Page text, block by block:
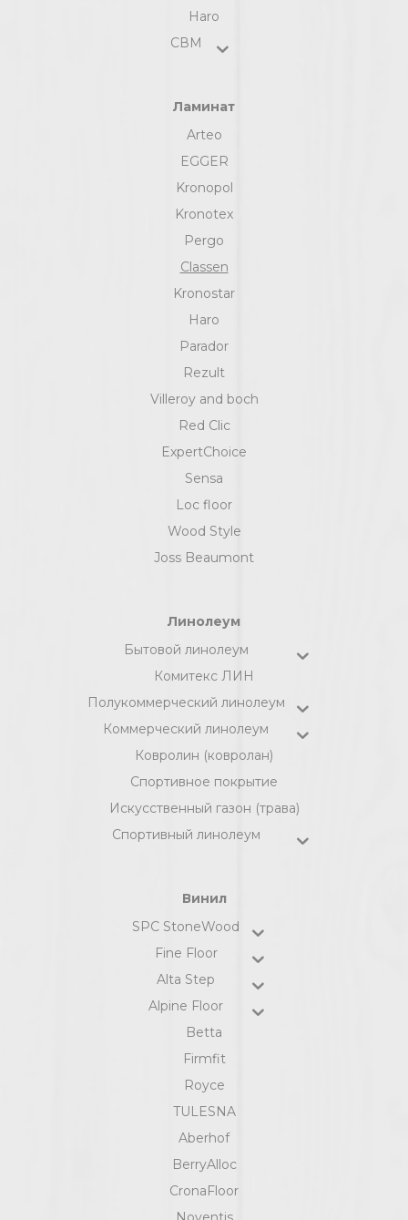
Haro
СВМ
Ламинат
Arteo
EGGER
Kronopol
Kronotex
Pergo
Classen
Kronostar
Haro
Parador
Rezult
Villeroy and boch
Red Clic
ExpertChoice
Sensa
Loc floor
Wood Style
Joss Beaumont
Линолеум
Бытовой линолеум
Комитекс ЛИН
Полукоммерческий линолеум
Коммерческий линолеум
Ковролин (ковролан)
Спортивное покрытие
Искусственный газон (трава)
Спортивный линолеум
Винил
SPC StoneWood
Fine Floor
Alta Step
Alpine Floor
Betta
Firmfit
Royce
TULESNA
Aberhof
BerryAlloc
CronaFloor